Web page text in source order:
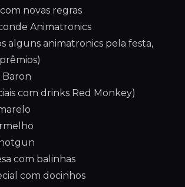
novas regras
Animatronics
alguns animatronics pela festa,
Baron
com drinks Red Monkey)
com balinhas
com docinhos